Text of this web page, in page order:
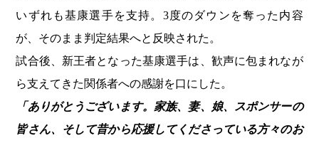
いずれも基康選手を支持。3度のダウンを奪った内容
が、そのまま判定結果へと反映された。
試合後、新王者となった基康選手は、歓声に包まれなが
ら支えてきた関係者への感謝を口にした。
「ありがとうございます。家族、妻、娘、スポンサーの
皆さん、そして昔から応援してくださっている方々のお